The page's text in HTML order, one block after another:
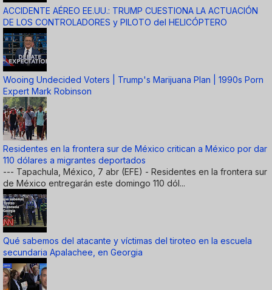
ACCIDENTE AÉREO EE.UU.: TRUMP CUESTIONA LA ACTUACIÓN
DE LOS CONTROLADORES y PILOTO del HELICÓPTERO
Wooing Undecided Voters | Trump's Marijuana Plan | 1990s Porn
Expert Mark Robinson
Residentes en la frontera sur de México critican a México por dar
110 dólares a migrantes deportados
--- Tapachula, México, 7 abr (EFE) - Residentes en la frontera sur
de México entregarán este domingo 110 dól...
Qué sabemos del atacante y víctimas del tiroteo en la escuela
secundaria Apalachee, en Georgia